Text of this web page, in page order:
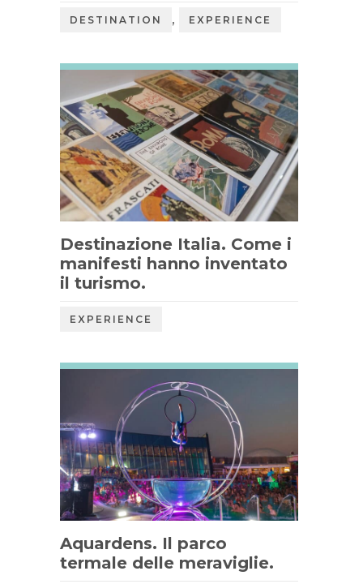
DESTINATION , EXPERIENCE
Destinazione Italia. Come i
manifesti hanno inventato
il turismo.
EXPERIENCE
Aquardens. Il parco
termale delle meraviglie.